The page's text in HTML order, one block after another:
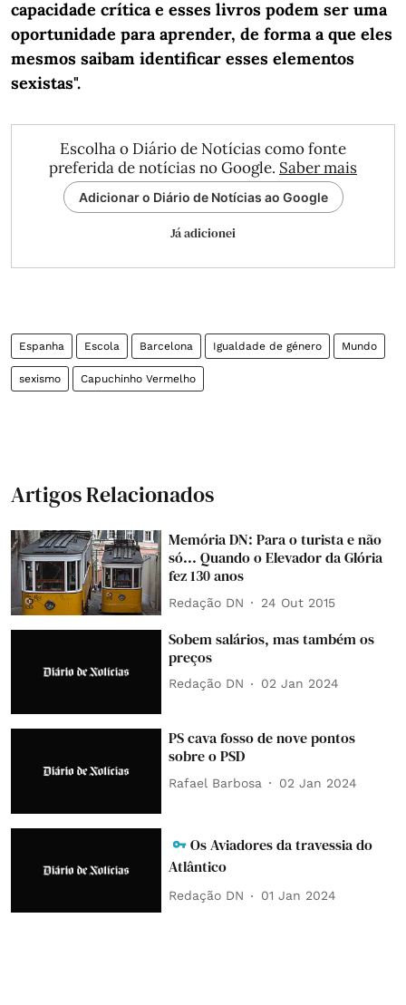
capacidade crítica e esses livros podem ser uma
oportunidade para aprender, de forma a que eles
mesmos saibam identificar esses elementos
sexistas".
Escolha o Diário de Notícias como fonte
preferida de notícias no Google. Saber mais
Adicionar o Diário de Notícias ao Google
Já adicionei
Espanha Escola Barcelona Igualdade de género Mundo
sexismo Capuchinho Vermelho
Artigos Relacionados
Memória DN: Para o turista e não
só... Quando o Elevador da Glória
fez 130 anos
Redação DN 24 Out 2015
Sobem salários, mas também os
preços
Redação DN 02 Jan 2024
PS cava fosso de nove pontos
sobre o PSD
Rafael Barbosa 02 Jan 2024
Os Aviadores da travessia do
Atlântico
Redação DN 01 Jan 2024